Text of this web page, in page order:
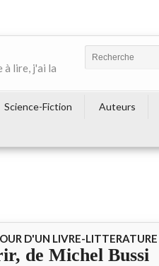
à lire, j'ai la
Science-Fiction Auteurs
D'UN LIVRE-LITTERATURE
de Michel Bussi